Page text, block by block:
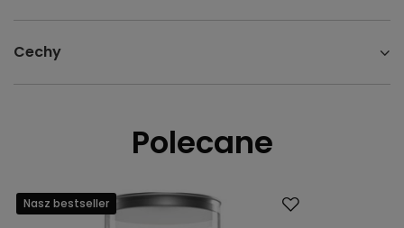
Cechy
Polecane
Nasz bestseller